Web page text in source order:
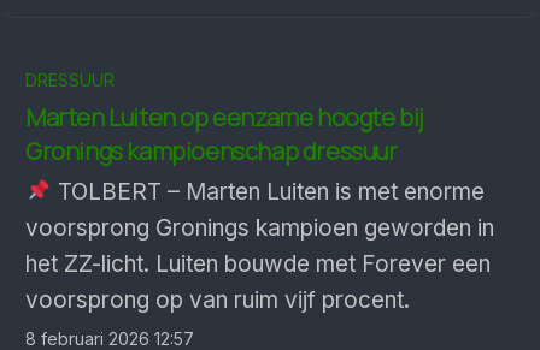
DRESSUUR
Marten Luiten op eenzame hoogte bij
Gronings kampioenschap dressuur
TOLBERT – Marten Luiten is met enorme
voorsprong Gronings kampioen geworden in
het ZZ-licht. Luiten bouwde met Forever een
voorsprong op van ruim vijf procent.
8 februari 2026 12:57